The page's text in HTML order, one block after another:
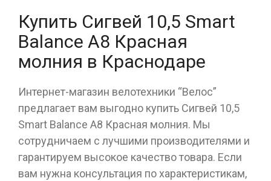
Купить Сигвей 10,5 Smart
Balance A8 Красная
молния в Краснодаре
Интернет-магазин велотехники “Велос”
предлагает вам выгодно купить Сигвей 10,5
Smart Balance A8 Красная молния. Мы
сотрудничаем с лучшими производителями и
гарантируем высокое качество товара. Если
вам нужна консультация по характеристикам,